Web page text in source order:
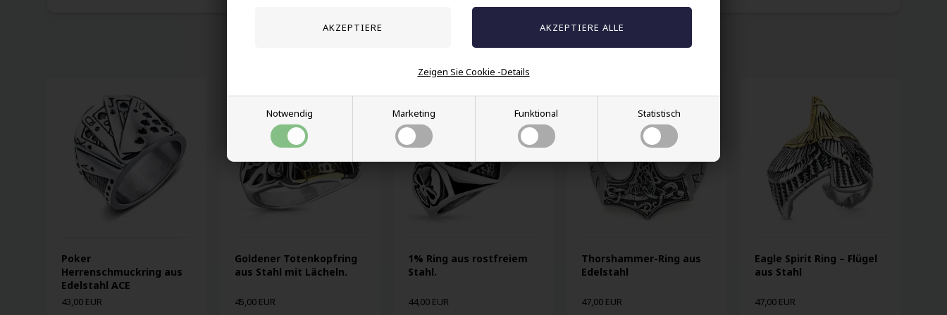
Notwendig Marketing Funktional Statistisch
Zeigen Sie Cookie -Details
Andere auch gekauft
Poker
Herrenschmuckring aus
Edelstahl ACE
43,00 EUR
Goldener Totenkopfring
aus Stahl mit Lächeln.
45,00 EUR
1% Ring aus rostfreiem
Stahl.
44,00 EUR
Thorshammer-Ring aus
Edelstahl
47,00 EUR
Eagle Spirit Ring – Flügel
aus Stahl
47,00 EUR